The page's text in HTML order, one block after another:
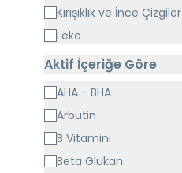
Kırışıklık ve İnce Çizgiler
Leke
Nemlendirme
Aktif İçeriğe Göre
AHA - BHA
Arbutin
B Vitamini
Beta Glukan